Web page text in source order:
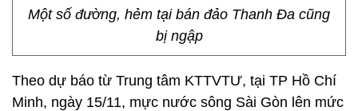
Một số đường, hẻm tại bán đảo Thanh Đa cũng
bị ngập
Theo dự báo từ Trung tâm KTTVTƯ, tại TP Hồ Chí
Minh, ngày 15/11, mực nước sông Sài Gòn lên mức